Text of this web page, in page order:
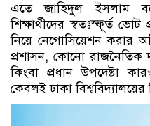
এতে জাহিদুল ইসলাম
শিক্ষার্থীদের স্বতঃস্ফূর্ত
নিয়ে নেগোসিয়েশন করার
প্রশাসন, কোনো রাজনৈতিক
কিংবা প্রধান উপদেষ্টা
কেবলই ঢাকা বিশ্ববিদ্যালয়ের